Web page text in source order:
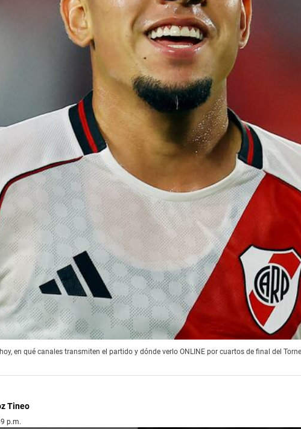
en qué canales transmiten el partido y dónde verlo ONLINE por cuartos de final del
Tineo
p.m.